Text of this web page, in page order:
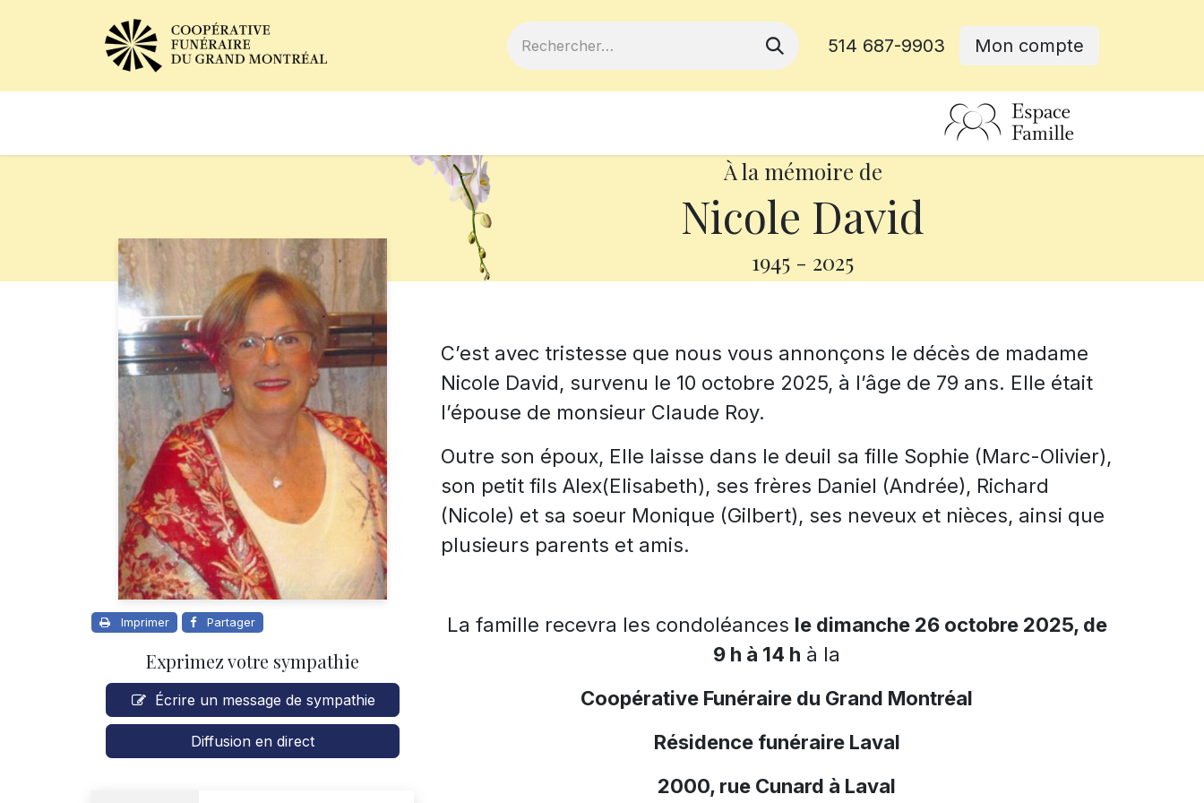
514 687-9903 Mon compte
À la mémoire de
Nicole David
1945 - 2025
Imprimer Partager
Exprimez votre sympathie
Écrire un message de sympathie
Diffusion en direct
C’est avec tristesse que nous vous annonçons le décès de madame
Nicole David, survenu le 10 octobre 2025, à l’âge de 79 ans. Elle était
l’épouse de monsieur Claude Roy.
Outre son époux, Elle laisse dans le deuil sa fille Sophie (Marc-Olivier),
son petit fils Alex(Elisabeth), ses frères Daniel (Andrée), Richard
(Nicole) et sa soeur Monique (Gilbert), ses neveux et nièces, ainsi que
plusieurs parents et amis.
La famille recevra les condoléances le dimanche 26 octobre 2025, de
9 h à 14 h à la
Coopérative Funéraire du Grand Montréal
Résidence funéraire Laval
2000, rue Cunard à Laval